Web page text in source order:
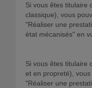
Si vous êtes titulaire
classique), vous
"Réaliser une
état mécanisés" en
Si vous êtes titulaire
et en propreté),
"Réaliser une